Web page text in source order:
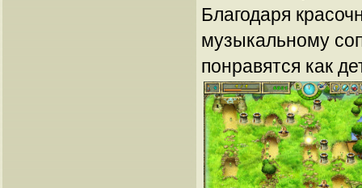
Благодаря
музыкальному
понравятся как